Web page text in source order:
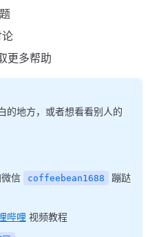
论
更多帮助
的地方，或者想看看别人的
信
coffeebean1688
蹦跶
哔哩 视频教程